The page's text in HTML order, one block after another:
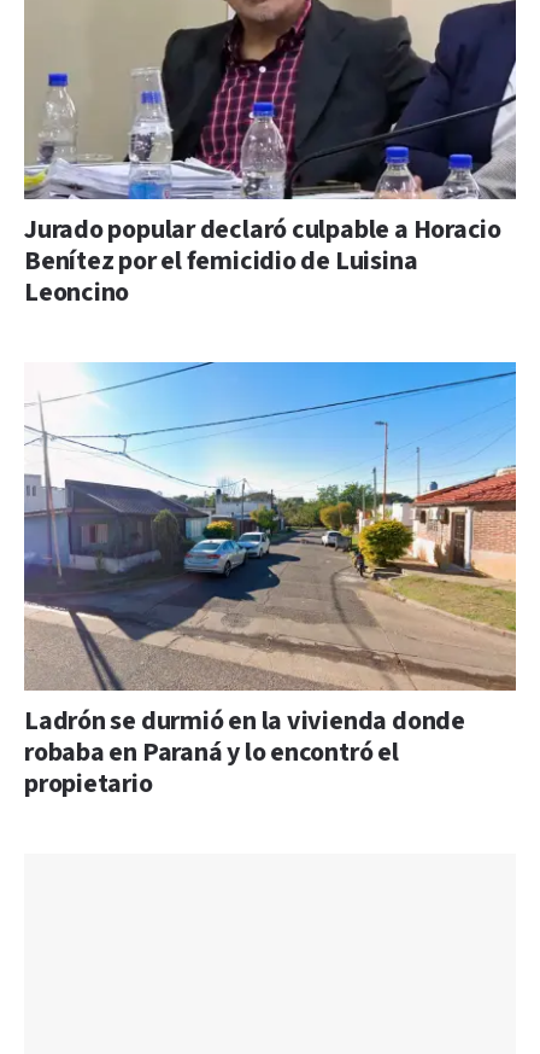
Jurado popular declaró culpable a Horacio
Benítez por el femicidio de Luisina
Leoncino
Ladrón se durmió en la vivienda donde
robaba en Paraná y lo encontró el
propietario